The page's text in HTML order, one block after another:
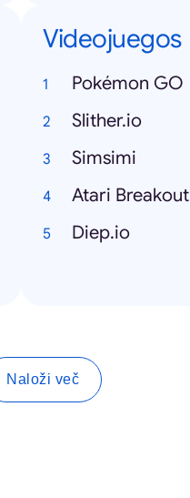
Videojuegos
Pokémon GO
Slither.io
Simsimi
Atari Breakout
Diep.io
Naloži več